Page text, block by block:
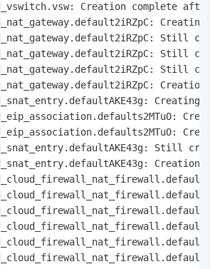
Creation complete after
Creating...
Still
Still
Still
Creation
Creating...
Still
Creation